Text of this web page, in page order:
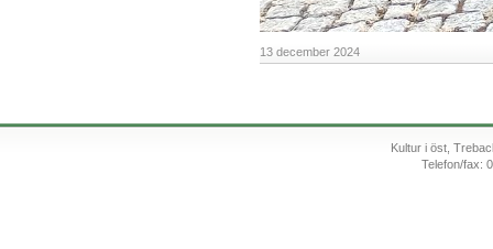
13 december 2024
Kultur i öst,
Telefon/fax: